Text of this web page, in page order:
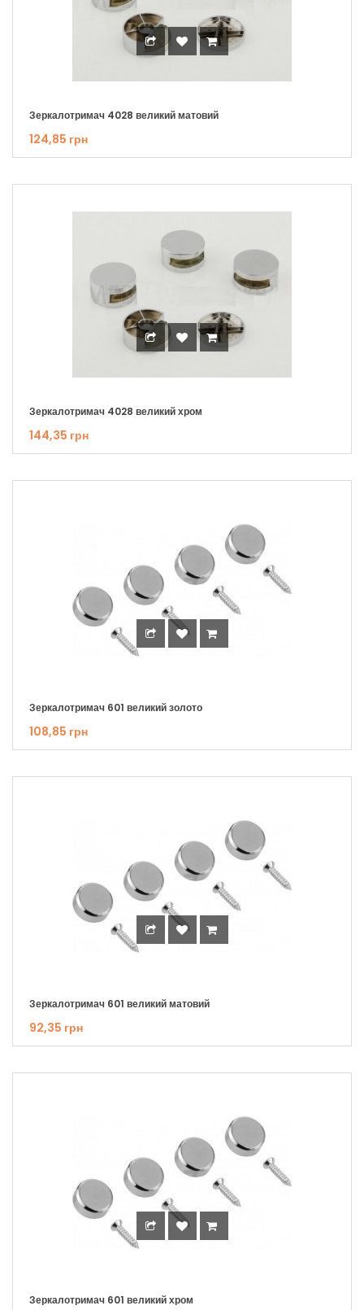
Зеркалотримач 4028 великий матовий
124,85 грн
Зеркалотримач 4028 великий хром
144,35 грн
Зеркалотримач 601 великий золото
108,85 грн
Зеркалотримач 601 великий матовий
92,35 грн
Зеркалотримач 601 великий хром